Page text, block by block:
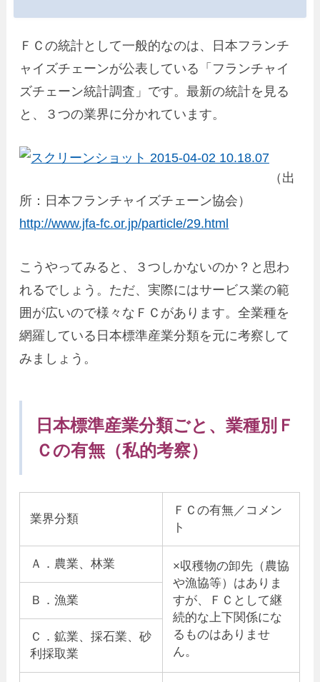
ＦＣの統計として一般的なのは、日本フランチ
ャイズチェーンが公表している「フランチャイ
ズチェーン統計調査」です。最新の統計を見る
と、３つの業界に分かれています。
（出
所：日本フランチャイズチェーン協会）
http://www.jfa-fc.or.jp/particle/29.html
こうやってみると、３つしかないのか？と思わ
れるでしょう。ただ、実際にはサービス業の範
囲が広いので様々なＦＣがあります。全業種を
網羅している日本標準産業分類を元に考察して
みましょう。
日本標準産業分類ごと、業種別Ｆ
Ｃの有無（私的考察）
業界分類
ＦＣの有無／コメン
ト
Ａ．農業、林業
×収穫物の卸先（農協
や漁協等）はありま
すが、ＦＣとして継
続的な上下関係にな
るものはありませ
ん。
Ｂ．漁業
Ｃ．鉱業、採石業、砂
利採取業